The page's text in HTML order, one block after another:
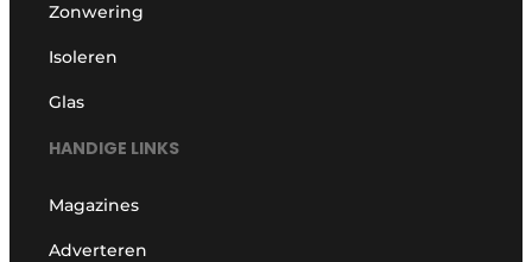
Zonwering
Isoleren
Glas
HANDIGE LINKS
Magazines
Adverteren